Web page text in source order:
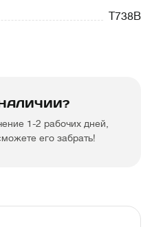
T738B
1-2 рабочих дней,
его забрать!